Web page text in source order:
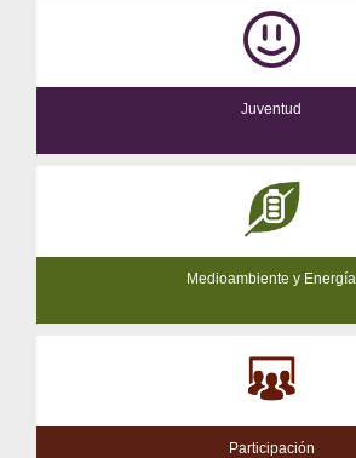
Juventud
Medioambiente y Energía
Participación